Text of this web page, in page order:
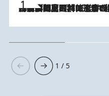
2026.8.8
「最後に見られてよかった」上野動物園の東園パンダ舎が解体前に特別公開。8月16日まで延長されたパネル展と共に辿る“半世紀”のパンダ飼育《解体工事の図面あり》
1 / 5